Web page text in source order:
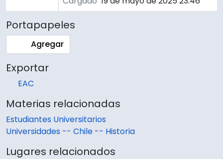
Portapapeles
Agregar
Exportar
EAC
Materias relacionadas
Estudiantes Universitarios
Universidades -- Chile -- Historia
Lugares relacionados